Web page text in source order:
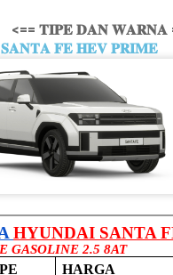
<== 𝐓𝐈𝐏𝐄 𝐃𝐀𝐍 𝐖𝐀𝐑𝐍𝐀
𝐒𝐀𝐍𝐓𝐀 𝐅𝐄 𝐇𝐄𝐕 𝐏𝐑𝐈𝐌𝐄